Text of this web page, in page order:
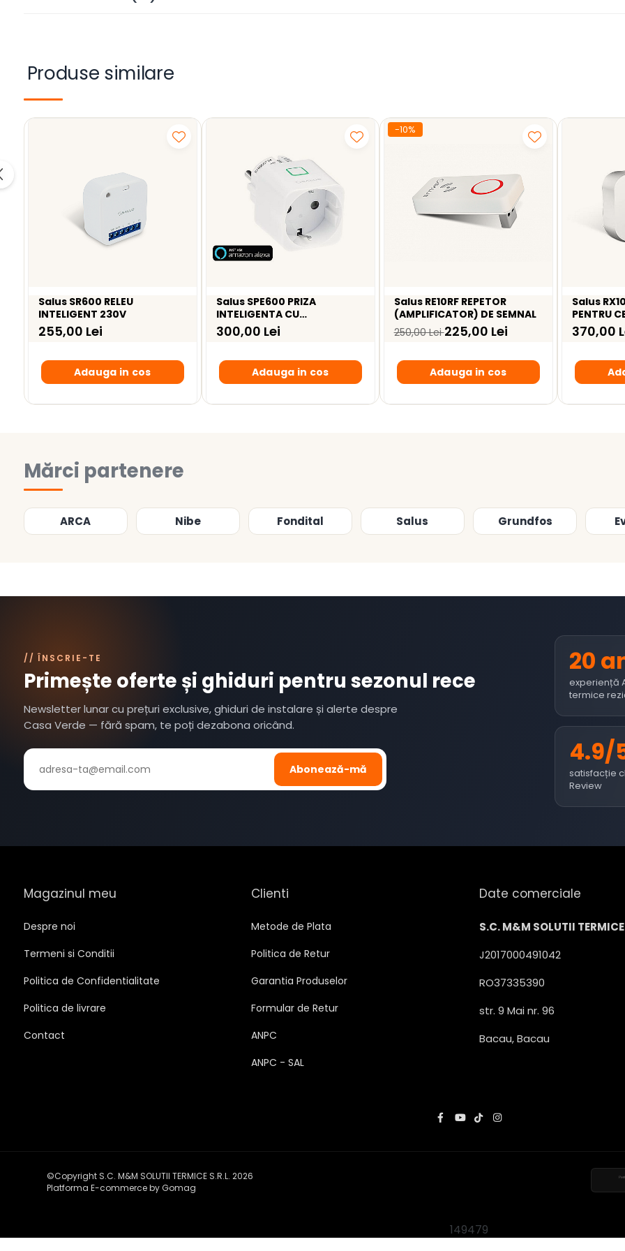
Produse similare
Salus SR600 RELEU
INTELIGENT 230V
255,00 Lei
Adauga in cos
Salus SPE600 PRIZA
INTELIGENTA CU
MONITORIZARE CONSUM DE
ENERGIE
300,00 Lei
Adauga in cos
-10%
Salus RE10RF REPETOR
(AMPLIFICATOR) DE SEMNAL
250,00 Lei225,00 Lei
Adauga in cos
Salus
PENTRU
ZONA
370,00
Mărci partenere
ARCA Nibe Fondital Salus Grundfos
// ÎNSCRIE-TE
Primește oferte și ghiduri pentru sezonul rece
Newsletter lunar cu prețuri exclusive, ghiduri de instalare și alerte despre
Casa Verde — fără spam, te poți dezabona oricând.
Abonează-mă
20
experiență
termice
4.9/
satisfacție
Review
Magazinul meu
Despre noi
Termeni si Conditii
Politica de Confidentialitate
Politica de livrare
Contact
Clienti
Metode de Plata
Politica de Retur
Garantia Produselor
Formular de Retur
ANPC
ANPC - SAL
Date comerciale
S.C. M&M SOLUTII
J2017000491042
RO37335390
str. 9 Mai nr. 96
Bacau, Bacau
©Copyright S.C. M&M SOLUTII TERMICE S.R.L. 2026
Platforma E-commerce by Gomag
149479